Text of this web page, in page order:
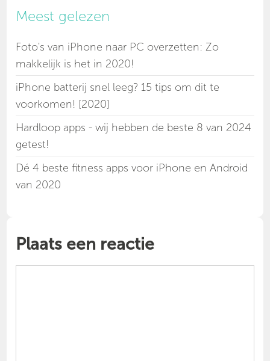
Meest gelezen
Foto's van iPhone naar PC overzetten: Zo
makkelijk is het in 2020!
iPhone batterij snel leeg? 15 tips om dit te
voorkomen! [2020]
Hardloop apps - wij hebben de beste 8 van 2024
getest!
Dé 4 beste fitness apps voor iPhone en Android
van 2020
Plaats een reactie